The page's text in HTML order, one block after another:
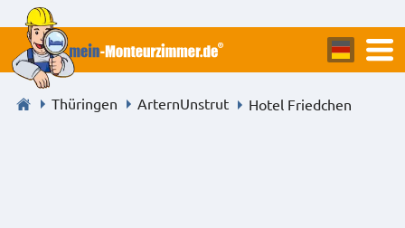
Thüringen ArternUnstrut Hotel Friedchen